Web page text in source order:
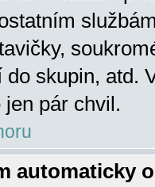
do skupin, atd.
jen pár chvil.
automaticky